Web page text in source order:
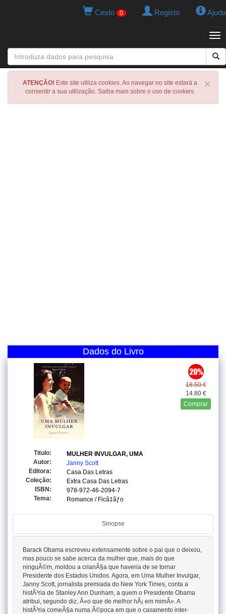
Cesto 0 Registo Ajuda
×
ATENÇÃO! Este site utiliza cookies. Ao navegar no site estará a
consentir a sua utilização. Saiba mais sobre o uso de cookies.
Dados do Livro
18.50 €
14.80 €
Comprar
Titulo:
MULHER INVULGAR, UMA
Autor:
Janny Scott
Editora:
Casa Das Letras
Coleção:
Extra Casa Das Letras
ISBN:
978-972-46-2094-7
Tema:
Romance / Ficã‡ãƒo
Sinopse
Barack Obama escreveu extensamente sobre o pai que o deixou,
mas pouco se sabe acerca da mulher que, mais do que
ninguÃ©m, moldou a crianÃ§a que haveria de se tornar
Presidente dos Estados Unidos. Agora, em Uma Mulher Invulgar,
Janny Scott, jornalista premiada do New York Times, conta a
histÃ³ria de Stanley Ann Dunham, a quem o Presidente Obama
atribui, segundo diz, Â«o que de melhor hÃ¡ em mimÂ». A
histÃ³ria comeÃ§a numa Ã©poca em que o casamento inter-